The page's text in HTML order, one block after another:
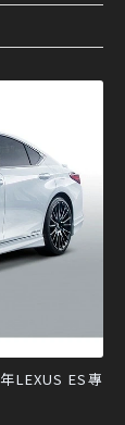
LEXUS ES專